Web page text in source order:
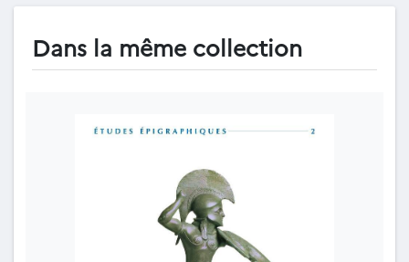
Dans la même collection